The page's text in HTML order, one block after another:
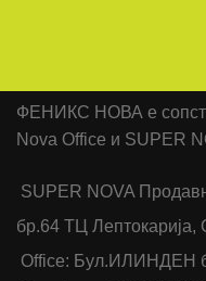
ФЕНИКС НОВА е
Nova Office и SUPER
SUPER NOVA
бр.64 ТЦ Лептокарија,
Office: Бул.ИЛИНДЕН